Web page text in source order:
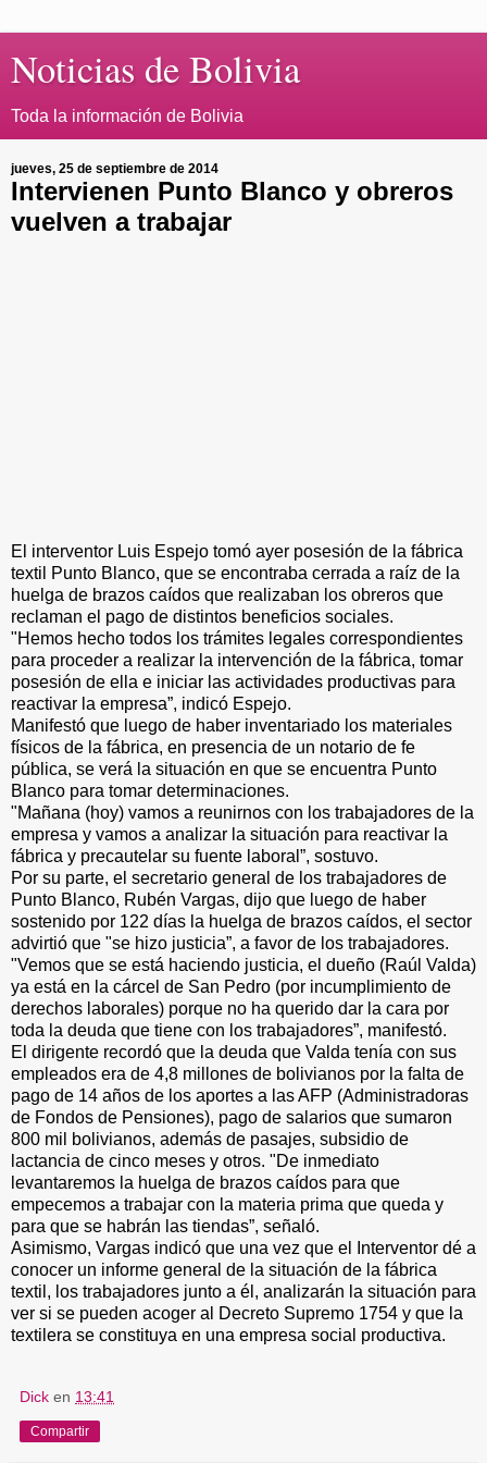
Noticias de Bolivia
Toda la información de Bolivia
jueves, 25 de septiembre de 2014
Intervienen Punto Blanco y obreros
vuelven a trabajar
El interventor Luis Espejo tomó ayer posesión de la fábrica
textil Punto Blanco, que se encontraba cerrada a raíz de la
huelga de brazos caídos que realizaban los obreros que
reclaman el pago de distintos beneficios sociales.
"Hemos hecho todos los trámites legales correspondientes
para proceder a realizar la intervención de la fábrica, tomar
posesión de ella e iniciar las actividades productivas para
reactivar la empresa”, indicó Espejo.
Manifestó que luego de haber inventariado los materiales
físicos de la fábrica, en presencia de un notario de fe
pública, se verá la situación en que se encuentra Punto
Blanco para tomar determinaciones.
"Mañana (hoy) vamos a reunirnos con los trabajadores de la
empresa y vamos a analizar la situación para reactivar la
fábrica y precautelar su fuente laboral”, sostuvo.
Por su parte, el secretario general de los trabajadores de
Punto Blanco, Rubén Vargas, dijo que luego de haber
sostenido por 122 días la huelga de brazos caídos, el sector
advirtió que "se hizo justicia”, a favor de los trabajadores.
"Vemos que se está haciendo justicia, el dueño (Raúl Valda)
ya está en la cárcel de San Pedro (por incumplimiento de
derechos laborales) porque no ha querido dar la cara por
toda la deuda que tiene con los trabajadores”, manifestó.
El dirigente recordó que la deuda que Valda tenía con sus
empleados era de 4,8 millones de bolivianos por la falta de
pago de 14 años de los aportes a las AFP (Administradoras
de Fondos de Pensiones), pago de salarios que sumaron
800 mil bolivianos, además de pasajes, subsidio de
lactancia de cinco meses y otros. "De inmediato
levantaremos la huelga de brazos caídos para que
empecemos a trabajar con la materia prima que queda y
para que se habrán las tiendas”, señaló.
Asimismo, Vargas indicó que una vez que el Interventor dé a
conocer un informe general de la situación de la fábrica
textil, los trabajadores junto a él, analizarán la situación para
ver si se pueden acoger al Decreto Supremo 1754 y que la
textilera se constituya en una empresa social productiva.
Dick en 13:41
Compartir